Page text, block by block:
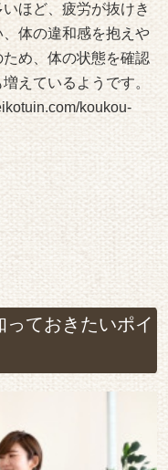
ほど、疲労が抜けき
体の違和感を抱えや
め、体の状態を確認
えているようです。
koukou-
ておきたいポイ